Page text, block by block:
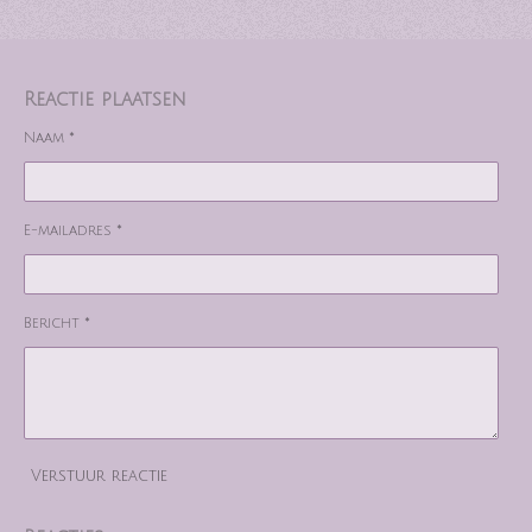
Reactie plaatsen
Naam *
E-mailadres *
Bericht *
Verstuur reactie